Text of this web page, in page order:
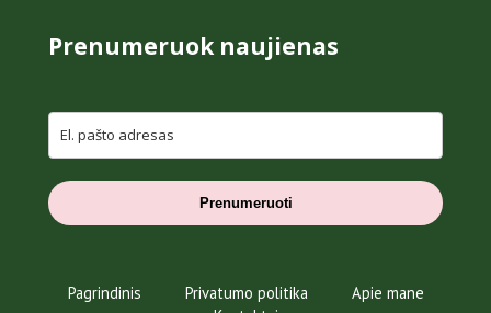
Prenumeruok naujienas
Prenumeruoti
Pagrindinis Privatumo politika
Apie mane